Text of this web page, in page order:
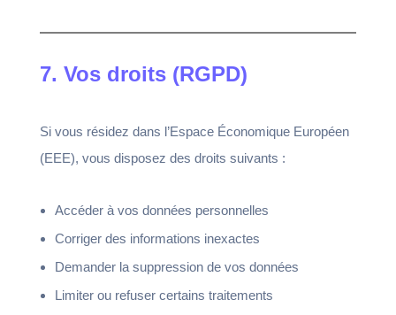
7. Vos droits (RGPD)
Si vous résidez dans l’Espace Économique Européen
(EEE), vous disposez des droits suivants :
Accéder à vos données personnelles
Corriger des informations inexactes
Demander la suppression de vos données
Limiter ou refuser certains traitements